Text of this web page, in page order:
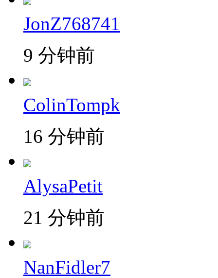
JonZ768741
9 分钟前
ColinTompk
16 分钟前
AlysaPetit
21 分钟前
NanFidler7